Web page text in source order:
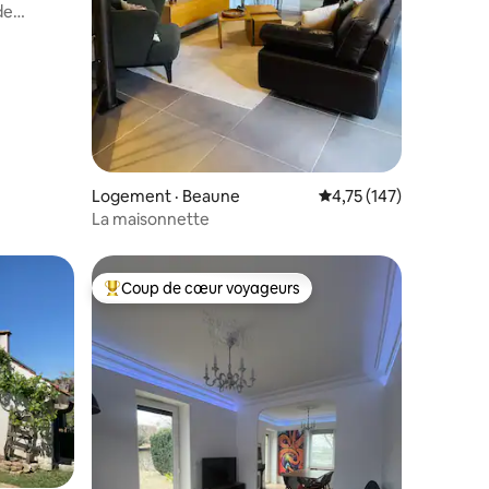
Logement · Beaune Note moyenne de
4,75 (147)
La maisonnette
plus aimés Coup de cœur voyageurs parmi les plus aimés
Coup de cœur voyageurs